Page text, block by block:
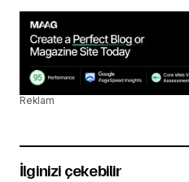
Reklam
İlginizi çekebilir